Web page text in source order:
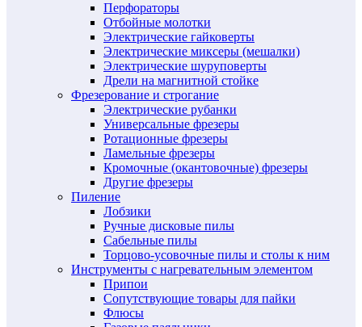
Перфораторы
Отбойные молотки
Электрические гайковерты
Электрические миксеры (мешалки)
Электрические шуруповерты
Дрели на магнитной стойке
Фрезерование и строгание
Электрические рубанки
Универсальные фрезеры
Ротационные фрезеры
Ламельные фрезеры
Кромочные (окантовочные) фрезеры
Другие фрезеры
Пиление
Лобзики
Ручные дисковые пилы
Сабельные пилы
Торцово-усовочные пилы и столы к ним
Инструменты с нагревательным элементом
Припои
Сопутствующие товары для пайки
Флюсы